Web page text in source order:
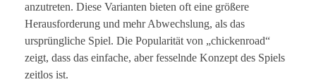
anzutreten. Diese Varianten bieten oft eine größere
Herausforderung und mehr Abwechslung, als das
ursprüngliche Spiel. Die Popularität von „chickenroad“
zeigt, dass das einfache, aber fesselnde Konzept des Spiels
zeitlos ist.